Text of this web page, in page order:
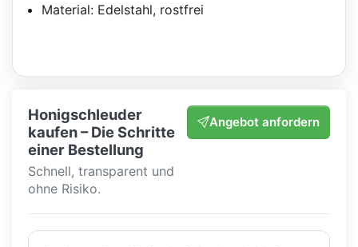
Material: Edelstahl, rostfrei
Honigschleuder
kaufen – Die Schritte
einer Bestellung
Schnell, transparent und
ohne Risiko.
Angebot anfordern